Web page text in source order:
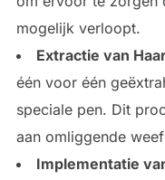
mogelijk verloopt.
Extractie van
één voor één
speciale pen. Dit
aan omliggende
Implementatie